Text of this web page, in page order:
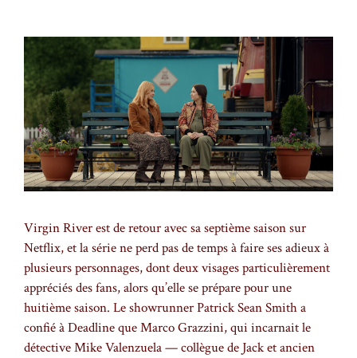
Virgin River est de retour avec sa septième saison sur
Netflix, et la série ne perd pas de temps à faire ses adieux à
plusieurs personnages, dont deux visages particulièrement
appréciés des fans, alors qu’elle se prépare pour une
huitième saison. Le showrunner Patrick Sean Smith a
confié à Deadline que Marco Grazzini, qui incarnait le
détective Mike Valenzuela — collègue de Jack et ancien